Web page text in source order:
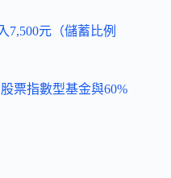
7,500元（儲蓄比例
票指數型基金與60%